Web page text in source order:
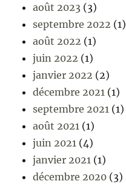
août 2023 (3)
septembre 2022 (1)
août 2022 (1)
juin 2022 (1)
janvier 2022 (2)
décembre 2021 (1)
septembre 2021 (1)
août 2021 (1)
juin 2021 (4)
janvier 2021 (1)
décembre 2020 (3)